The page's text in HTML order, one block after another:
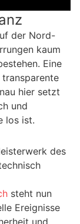
der Nord-
kaum
Eine
transparente
hier setzt
und
los ist.
des
steht nun
Ereignisse
und